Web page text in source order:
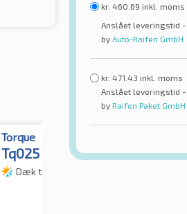
kr. 460.69 inkl. moms
Anslået leveringstid -
by Auto-Raifen GmbH
kr. 471.43 inkl. moms
Anslået leveringstid -
by Raifen Paket GmbH
Torque
Tq025
Dæk til alt slags vejr